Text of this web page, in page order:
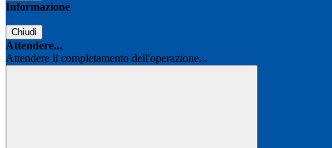
Informazione
Chiudi
Attendere...
Attendere il completamento dell'operazione...